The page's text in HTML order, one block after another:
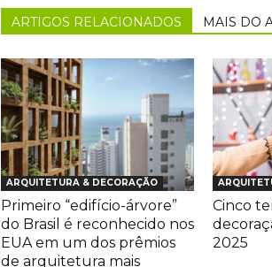
ARTIGOS RELACIONADOS MAIS DO
ARQUITETURA & DECORAÇÃO
Primeiro “edifício-árvore”
do Brasil é reconhecido nos
EUA em um dos prêmios
de arquitetura mais
Cinco
2025